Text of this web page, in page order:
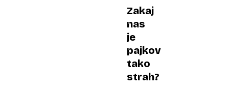
Zakaj
nas
je
pajkov
tako
strah?